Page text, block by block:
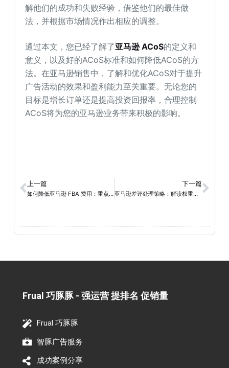
解他们的成功和失败经验，借鉴他们的最佳做
法，并根据市场情况作出相应的调整。
通过本文，您已经了解了亚马逊 ACoS的定义和
意义，以及好的ACoS标准和如何降低ACoS的方
法。在亚马逊销售中，了解和优化ACoS对于提升
广告活动的效果和盈利能力至关重要。无论您的
目标是增长订单还是提高投资回报率，合理控制
ACoS将为您的亚马逊业务带来积极的影响。
上一篇
如何降低亚马逊 FBA 费用：重点关注4个费用成本
下一篇
亚马逊差评处理策略：解读权重降低、应对方法和恢复策略
Frual 巧豚豚 - 强运营 提排名 促销量​
Frual 巧豚豚
智豚广告服务
成功案例分享